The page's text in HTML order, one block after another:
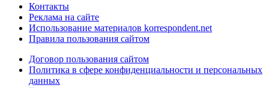
Контакты
Реклама на сайте
Использование материалов korrespondent.net
Правила пользования сайтом
Договор пользования сайтом
Политика в сфере конфиденциальности и персональных
данных